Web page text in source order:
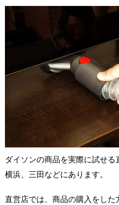
ダイソンの商品を実際に試せる
横浜、三田などにあります。
直営店では、商品の購入をし